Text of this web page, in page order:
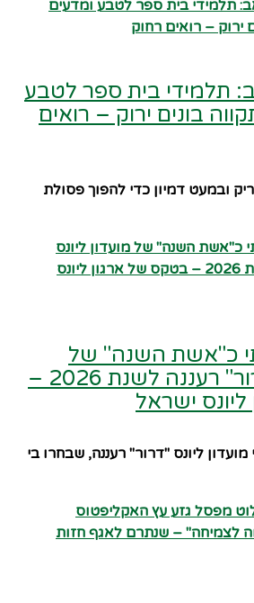
תלמידי בית ספר לטבע
בונים ירוק – רואים
ובמעט דמיון כדי להפוך פסולת
כ"אשת השנה" של
מועדון ליונס "דרור" רעננה לשנת 2026 –
ישראל
ליונס "דרור" רעננה, שבחרו בי